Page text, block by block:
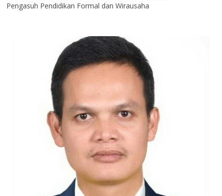
Pengasuh Pendidikan Formal dan Wirausaha